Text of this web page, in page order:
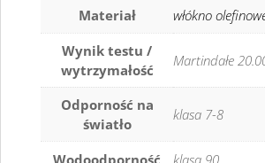
Materiał
włókno
Wynik testu /
wytrzymałość
Martindałe
Odporność na
światło
klasa 7-8
Wodoodporność klasa 90